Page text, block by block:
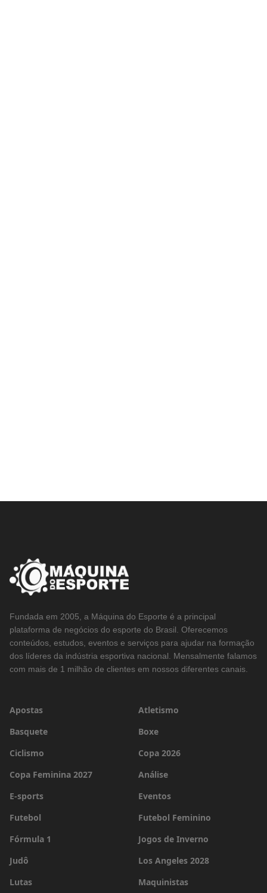
Fundada em 2005, a Máquina do Esporte é a principal
plataforma de negócios do esporte do Brasil. Oferecemos
conteúdos, estudos, eventos e serviços para ajudar na formação
dos líderes da indústria esportiva nacional. Mensalmente falamos
com mais de 1 milhão de clientes em nossos diferentes canais.
Apostas
Atletismo
Basquete
Boxe
Ciclismo
Copa 2026
Copa Feminina 2027
Análise
E-sports
Eventos
Futebol
Futebol Feminino
Fórmula 1
Jogos de Inverno
Judô
Los Angeles 2028
Lutas
Maquinistas